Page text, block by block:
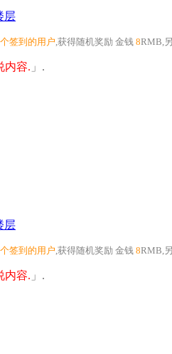
层
签到的用户 ,获得随机奖励 金钱 8RMB ,
内容. 」.
层
签到的用户 ,获得随机奖励 金钱 8RMB ,
内容. 」.